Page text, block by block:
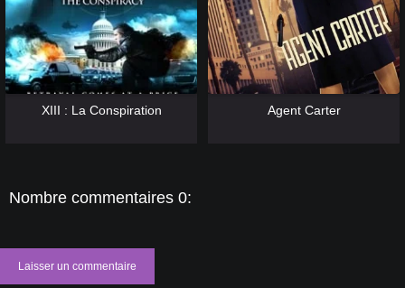
XIII : La Conspiration Agent Carter
Nombre commentaires 0:
Laisser un commentaire